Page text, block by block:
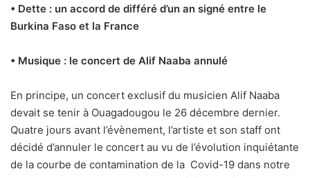
• Dette : un accord de différé d’un an signé entre le
Burkina Faso et la France
• Musique : le concert de Alif Naaba annulé
En principe, un concert exclusif du musicien Alif Naaba
devait se tenir à Ouagadougou le 26 décembre dernier.
Quatre jours avant l’évènement, l’artiste et son staff ont
décidé d’annuler le concert au vu de l’évolution inquiétante
de la courbe de contamination de la Covid-19 dans notre